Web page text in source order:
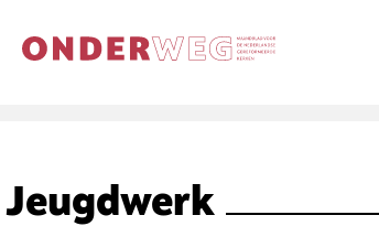
Jeugdwerk